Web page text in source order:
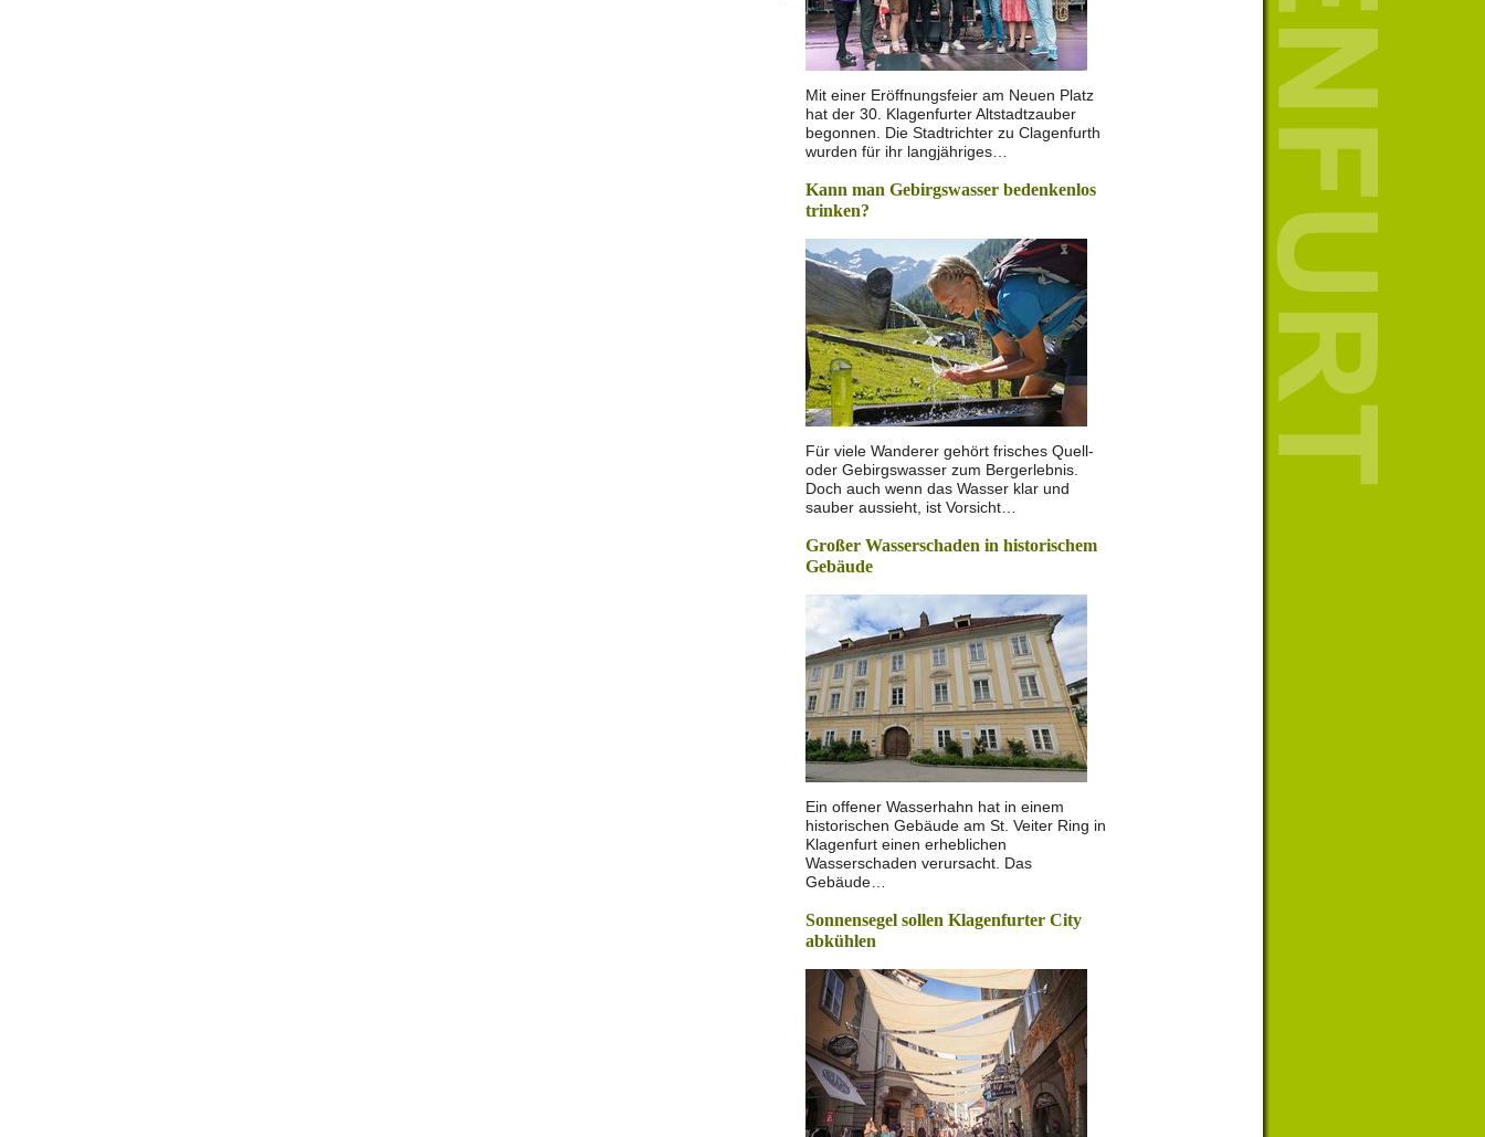
Mit einer Eröffnungsfeier am Neuen Platz
hat der 30. Klagenfurter Altstadtzauber
begonnen. Die Stadtrichter zu Clagenfurth
wurden für ihr langjähriges…
Kann man Gebirgswasser bedenkenlos
trinken?
Für viele Wanderer gehört frisches Quell-
oder Gebirgswasser zum Bergerlebnis.
Doch auch wenn das Wasser klar und
sauber aussieht, ist Vorsicht…
Großer Wasserschaden in historischem
Gebäude
Ein offener Wasserhahn hat in einem
historischen Gebäude am St. Veiter Ring in
Klagenfurt einen erheblichen
Wasserschaden verursacht. Das
Gebäude…
Sonnensegel sollen Klagenfurter City
abkühlen